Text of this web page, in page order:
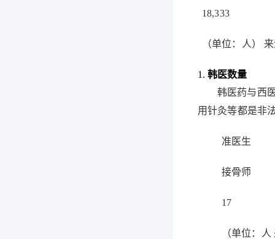
18,333
（单位：人）
1. 韩医数量
韩医药与西
用针灸等都是非
准医生
接骨师
17
（单位：人